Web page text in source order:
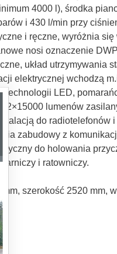
4000 l), środka
i 430 l/min przy
i ręczne, wyróżnia
nosi oznaczenie
układ utrzymywania
elektrycznej wchodzą
LED,
2×15000 lumenów
do
zabudowy z
do holowania
i ratowniczy.
szerokość 2520 mm,